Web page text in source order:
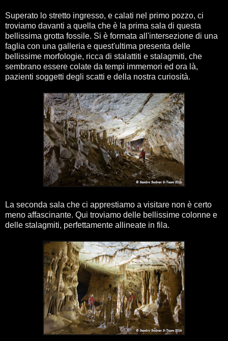
Superato lo stretto ingresso, e calati nel primo pozzo, ci
troviamo davanti a quella che è la prima sala di questa
bellissima grotta fossile. Si è formata all'intersezione di una
faglia con una galleria e quest'ultima presenta delle
bellissime morfologie, ricca di stalattiti e stalagmiti, che
sembrano essere colate da tempi immemori ed ora là,
pazienti soggetti degli scatti e della nostra curiosità.
La seconda sala che ci apprestiamo a visitare non è certo
meno affascinante. Qui troviamo delle bellissime colonne e
delle stalagmiti, perfettamente allineate in fila.